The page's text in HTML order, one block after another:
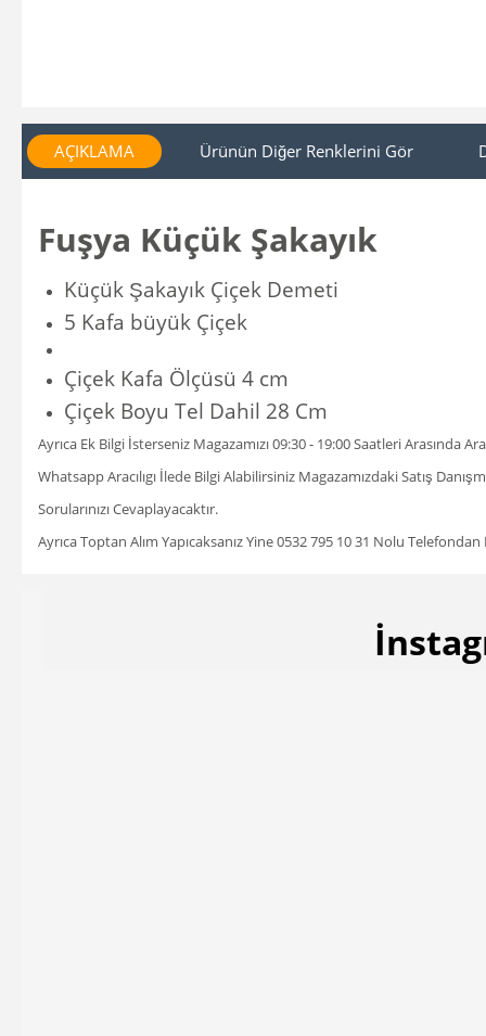
AÇIKLAMA Ürünün Diğer Renklerini Gör
Fuşya Küçük Şakayık
Küçük Şakayık Çiçek Demeti
5 Kafa büyük Çiçek
Çiçek Kafa Ölçüsü 4 cm
Çiçek Boyu Tel Dahil 28 Cm
Ayrıca Ek Bilgi İsterseniz Magazamızı 09:30 - 19:00 Saatleri Arasında
Whatsapp Aracılıgı İlede Bilgi Alabilirsiniz Magazamızdaki Satış
Sorularınızı Cevaplayacaktır.
Ayrıca Toptan Alım Yapıcaksanız Yine 0532 795 10 31 Nolu